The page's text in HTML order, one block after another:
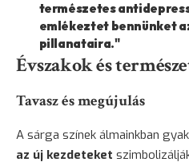
természetes
emlékeztet bennünket
pillanataira."
Évszakok és
Tavasz és megújulás
A sárga színek álmainkban
az új kezdeteket